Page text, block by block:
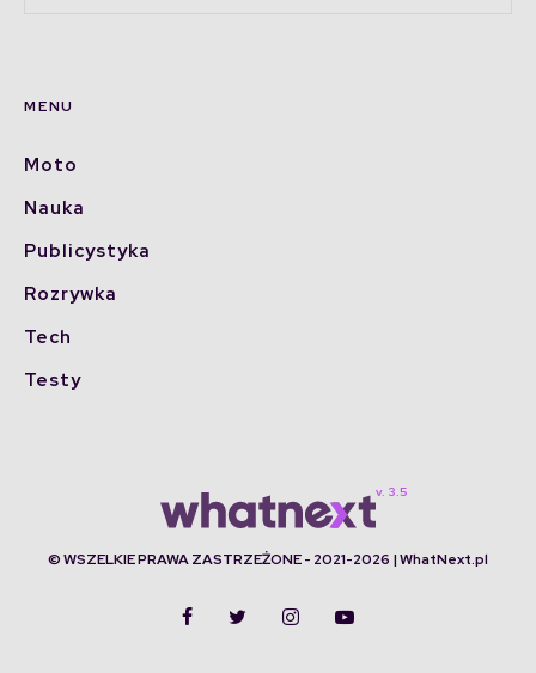
MENU
Moto
Nauka
Publicystyka
Rozrywka
Tech
Testy
© WSZELKIE PRAWA ZASTRZEŻONE - 2021-2026 | WhatNext.pl